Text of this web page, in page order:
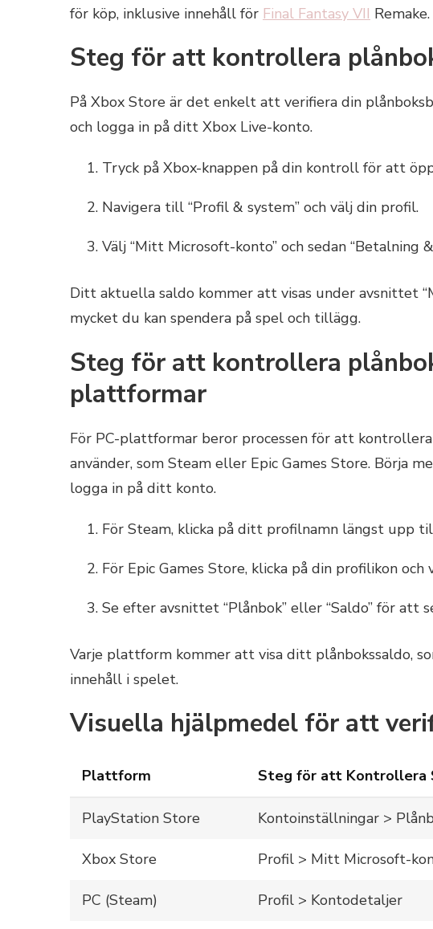
för köp, inklusive innehåll för Final Fantasy VII Remake.
Steg för att kontrollera
På Xbox Store är det enkelt att verifiera din
och logga in på ditt Xbox Live-konto.
Tryck på Xbox-knappen på din kontroll för att
Navigera till “Profil & system” och välj din profil.
Välj “Mitt Microsoft-konto” och sedan “Betalning
Ditt aktuella saldo kommer att visas under avsnittet
mycket du kan spendera på spel och tillägg.
Steg för att kontrollera
plattformar
För PC-plattformar beror processen för att
använder, som Steam eller Epic Games Store. Börja
logga in på ditt konto.
För Steam, klicka på ditt profilnamn längst upp
För Epic Games Store, klicka på din profilikon och
Se efter avsnittet “Plånbok” eller “Saldo” för att
Varje plattform kommer att visa ditt plånbokssaldo,
innehåll i spelet.
Visuella hjälpmedel för att
Plattform Steg för att Kontrollera
PlayStation Store Kontoinställningar >
Xbox Store Profil > Mitt Microsoft-
PC (Steam) Profil > Kontodetaljer